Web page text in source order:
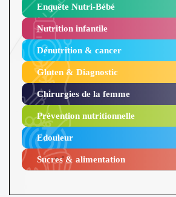
Enquête Nutri-Bébé ​
Nutrition infantile
Dénutrition & cancer
Gluten & Diagnostic
Chirurgies de la femme
Prévention nutritionnelle
Edouleur​
Sucres & alimentation​